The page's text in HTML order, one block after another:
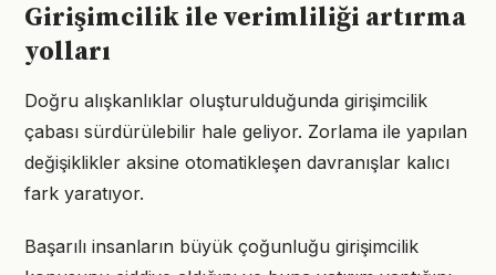
Girişimcilik ile verimliliği artırma
yolları
Doğru alışkanlıklar oluşturulduğunda girişimcilik
çabası sürdürülebilir hale geliyor. Zorlama ile yapılan
değişiklikler aksine otomatikleşen davranışlar kalıcı
fark yaratıyor.
Başarılı insanların büyük çoğunluğu girişimcilik